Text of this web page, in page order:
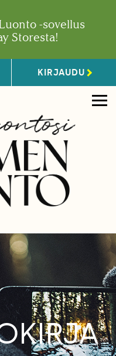
-sovellus
Storesta!
KIRJAUDU